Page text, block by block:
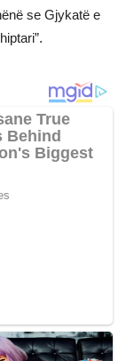
se Gjykatë e